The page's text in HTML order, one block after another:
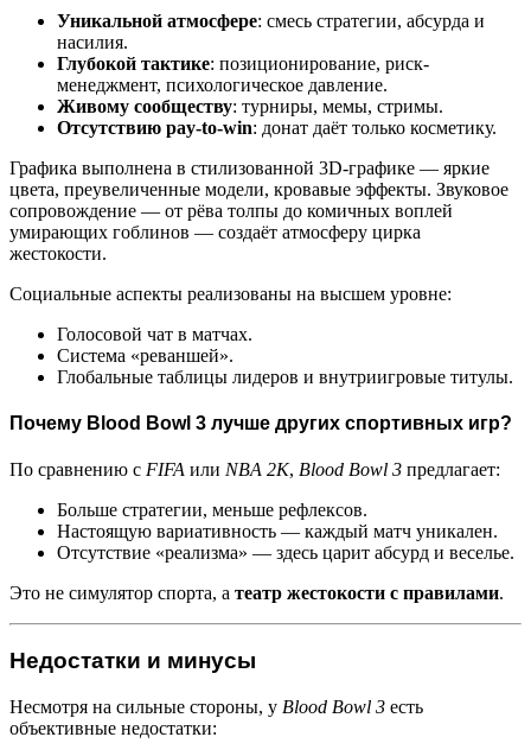
Уникальной атмосфере: смесь стратегии, абсурда и
насилия.
Глубокой тактике: позиционирование, риск-
менеджмент, психологическое давление.
Живому сообществу: турниры, мемы, стримы.
Отсутствию pay-to-win: донат даёт только косметику.
Графика выполнена в стилизованной 3D-графике — яркие
цвета, преувеличенные модели, кровавые эффекты. Звуковое
сопровождение — от рёва толпы до комичных воплей
умирающих гоблинов — создаёт атмосферу цирка
жестокости.
Социальные аспекты реализованы на высшем уровне:
Голосовой чат в матчах.
Система «реваншей».
Глобальные таблицы лидеров и внутриигровые титулы.
Почему Blood Bowl 3 лучше других спортивных игр?
По сравнению с FIFA или NBA 2K, Blood Bowl 3 предлагает:
Больше стратегии, меньше рефлексов.
Настоящую вариативность — каждый матч уникален.
Отсутствие «реализма» — здесь царит абсурд и веселье.
Это не симулятор спорта, а театр жестокости с правилами.
Недостатки и минусы
Несмотря на сильные стороны, у Blood Bowl 3 есть
объективные недостатки: